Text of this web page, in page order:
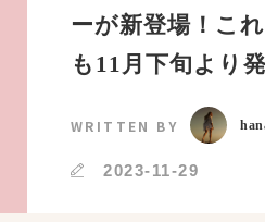
ーが新登場！こ
も11月下旬より
WRITTEN BY
2023-11-29